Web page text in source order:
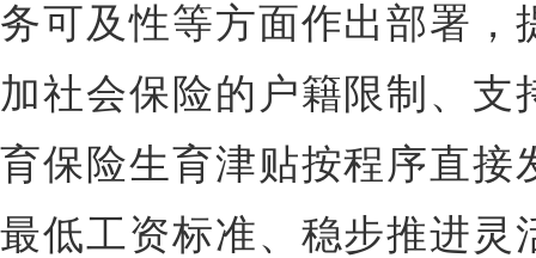
务可及性等方面作出部署，
加社会保险的户籍限制、支
育保险生育津贴按程序直接
最低工资标准、稳步推进灵